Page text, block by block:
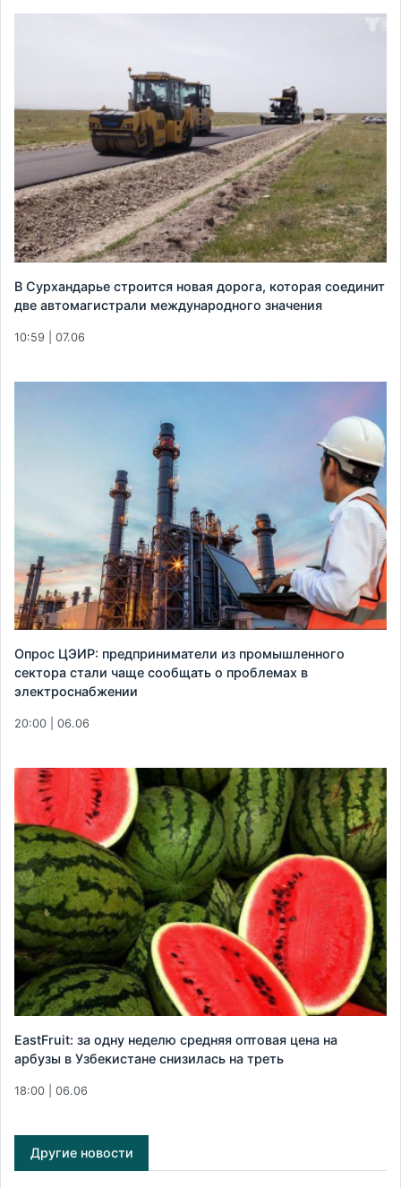
В Сурхандарье строится новая дорога, которая соединит
две автомагистрали международного значения
10:59 | 07.06
Опрос ЦЭИР: предприниматели из промышленного
сектора стали чаще сообщать о проблемах в
электроснабжении
20:00 | 06.06
EastFruit: за одну неделю средняя оптовая цена на
арбузы в Узбекистане снизилась на треть
18:00 | 06.06
Другие новости